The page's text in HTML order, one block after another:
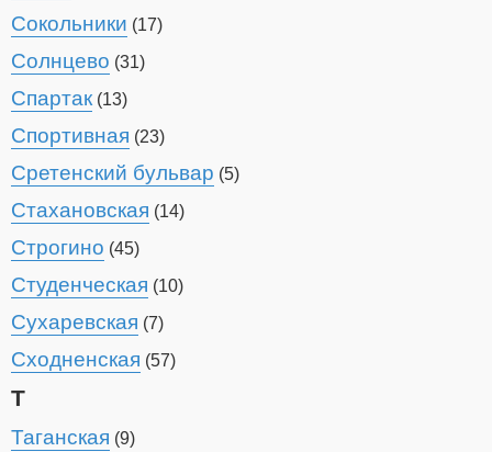
Сокольники (17)
Солнцево (31)
Спартак (13)
Спортивная (23)
Сретенский бульвар (5)
Стахановская (14)
Строгино (45)
Студенческая (10)
Сухаревская (7)
Сходненская (57)
Т
Таганская (9)